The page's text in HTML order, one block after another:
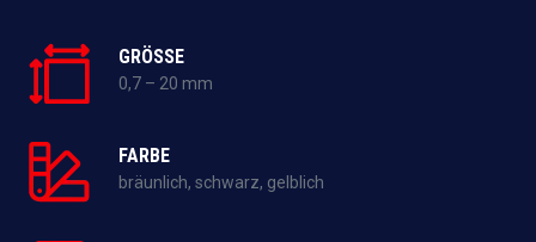
GRÖSSE
0,7 – 20 mm
FARBE
bräunlich, schwarz, gelblich